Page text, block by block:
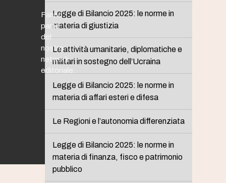
Legge di Bilancio 2025: le norme in
materia di giustizia
Le attività umanitarie, diplomatiche e
militari in sostegno dell’Ucraina
Legge di Bilancio 2025: le norme in
materia di affari esteri e difesa
Le Regioni e l’autonomia differenziata
Legge di Bilancio 2025: le norme in
materia di finanza, fisco e patrimonio
pubblico
Fanno
parte
del
nostro
network
editoriale: